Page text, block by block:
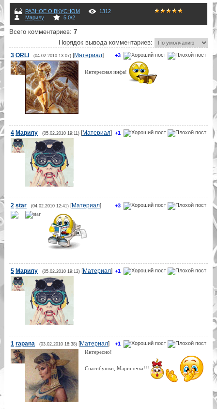
РАЗНОЕ О ВКУСНОМ
1312
Марилу
5.0/2
Всего комментариев: 7
Порядок вывода комментариев:
+3
3 ORLI (04.02.2010 13:07)[Материал]
Интересная инфа!
+1
4 Марилу (05.02.2010 19:11)[Материал]
+3
2 star (04.02.2010 12:41)[Материал]
+1
5 Марилу (05.02.2010 19:12)[Материал]
+1
1 rapana (03.02.2010 18:38)[Материал]
Интересно!
Спасибушки, Мариночка!!!